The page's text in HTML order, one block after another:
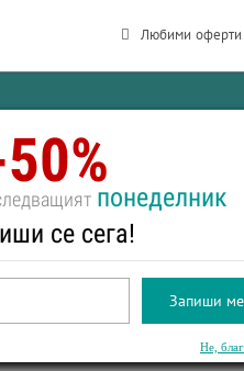
Любими оферти
понеделник
се сега!
Запиши
Не,